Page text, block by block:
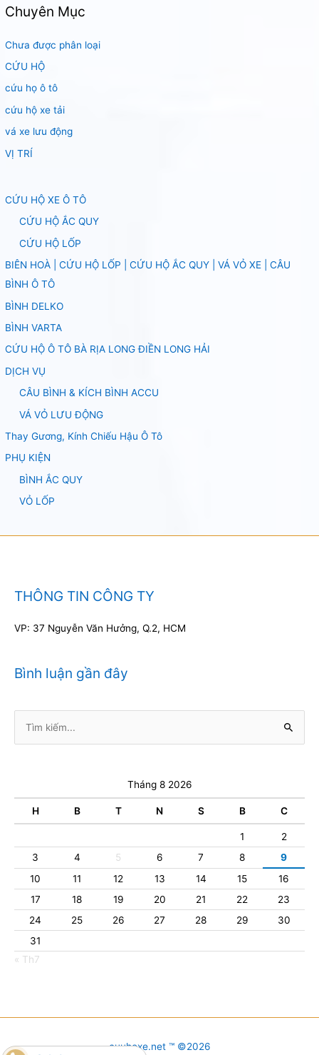
Chuyên Mục
Chưa được phân loại
CỨU HỘ
cứu họ ô tô
cứu hộ xe tải
vá xe lưu động
VỊ TRÍ
CỨU HỘ XE Ô TÔ
CỨU HỘ ẮC QUY
CỨU HỘ LỐP
BIÊN HOÀ | CỨU HỘ LỐP | CỨU HỘ ẮC QUY | VÁ VỎ XE | CÂU
BÌNH Ô TÔ
BÌNH DELKO
BÌNH VARTA
CỨU HỘ Ô TÔ BÀ RỊA LONG ĐIỀN LONG HẢI
DỊCH VỤ
CÂU BÌNH & KÍCH BÌNH ACCU
VÁ VỎ LƯU ĐỘNG
Thay Gương, Kính Chiếu Hậu Ô Tô
PHỤ KIỆN
BÌNH ẮC QUY
VỎ LỐP
THÔNG TIN CÔNG TY
VP: 37 Nguyễn Văn Hưởng, Q.2, HCM
Bình luận gần đây
kiếm:
Tháng 8 2026
H B T N S B C
1
2
3
4 5 6 7 8
9
10
11 12 13 14 15
16
17
18 19 20 21 22
23
24
25 26 27 28 29
30
31
« Th7
cuuhoxe.net ™ ©2026